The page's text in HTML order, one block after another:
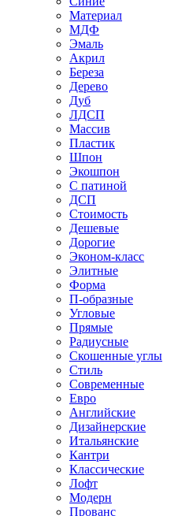
Материал
МДФ
Эмаль
Акрил
Береза
Дерево
Дуб
ЛДСП
Массив
Пластик
Шпон
Экошпон
С патиной
ДСП
Стоимость
Дешевые
Дорогие
Эконом-класс
Элитные
Форма
П-образные
Угловые
Прямые
Радиусные
Скошенные углы
Стиль
Современные
Евро
Английские
Дизайнерские
Итальянские
Кантри
Классические
Лофт
Модерн
Прованс